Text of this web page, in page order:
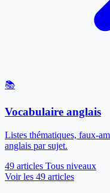
📚
Vocabulaire anglais
Listes thématiques, faux-
anglais par sujet.
49 articles Tous niveaux
Voir les 49 articles